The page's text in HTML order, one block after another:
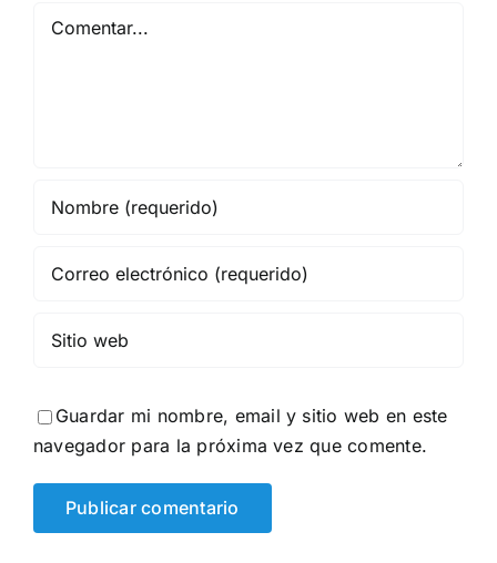
Comentar
Guardar mi nombre, email y sitio web en este
navegador para la próxima vez que comente.